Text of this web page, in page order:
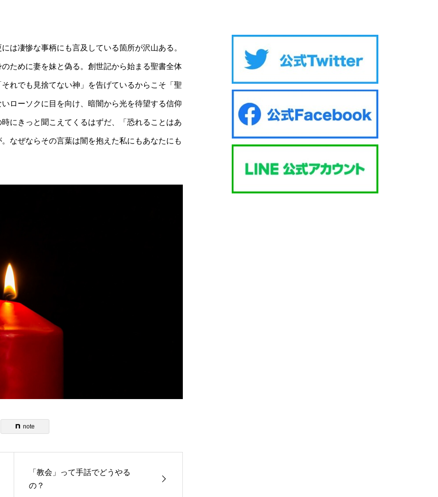
は凄惨な事柄にも言及している箇所が沢山ある。
ために妻を妹と偽る。創世記から始まる聖書全体
れでも見捨てない神」を告げているからこそ「聖
ローソクに目を向け、暗闇から光を待望する信仰
にきっと聞こえてくるはずだ、「恐れることはあ
なぜならその言葉は闇を抱えた私にもあなたにも
note
「教会」って手話でどうやる
の？